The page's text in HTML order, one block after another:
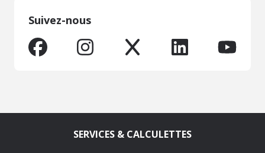
Suivez-nous
SERVICES & CALCULETTES